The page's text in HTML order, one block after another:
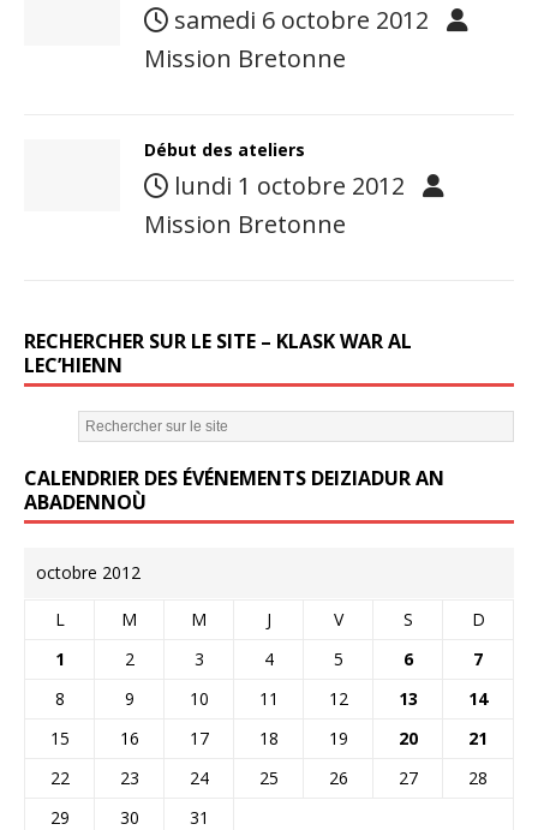
samedi 6 octobre 2012
Mission Bretonne
Début des ateliers
lundi 1 octobre 2012
Mission Bretonne
RECHERCHER SUR LE SITE – KLASK WAR AL
LEC’HIENN
CALENDRIER DES ÉVÉNEMENTS DEIZIADUR AN
ABADENNOÙ
octobre 2012
L M M J V S
D
1
2 3 4 5 6
7
8
9 10 11 12 13
14
15
16 17 18 19 20
21
22
23 24 25 26 27
28
29
30 31